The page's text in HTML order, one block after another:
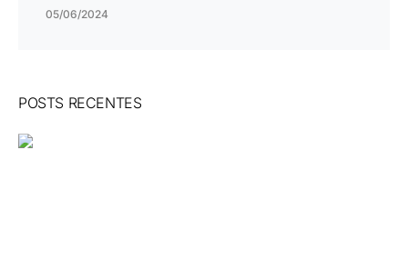
05/06/2024
POSTS RECENTES